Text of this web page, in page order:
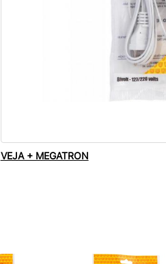
VEJA + MEGATRON